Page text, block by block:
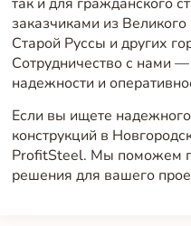
так и для гражданского
заказчиками из
Старой Руссы и других
Сотрудничество с нами —
надежности и
Если вы ищете
конструкций в
ProfitSteel. Мы поможем
решения для вашего